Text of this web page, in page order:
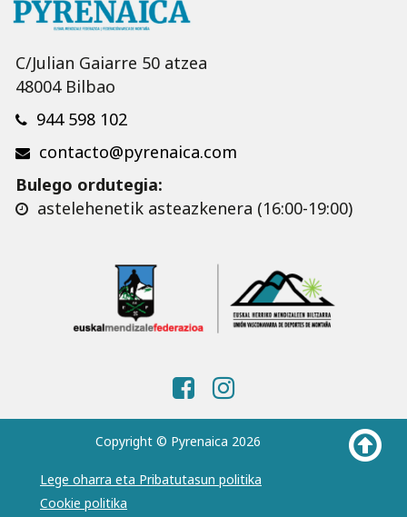
C/Julian Gaiarre 50 atzea
48004 Bilbao
944 598 102
contacto@pyrenaica.com
Bulego ordutegia:
astelehenetik asteazkenera (16:00-19:00)
Copyright © Pyrenaica 2026
Lege oharra eta Pribatutasun politika
Cookie politika